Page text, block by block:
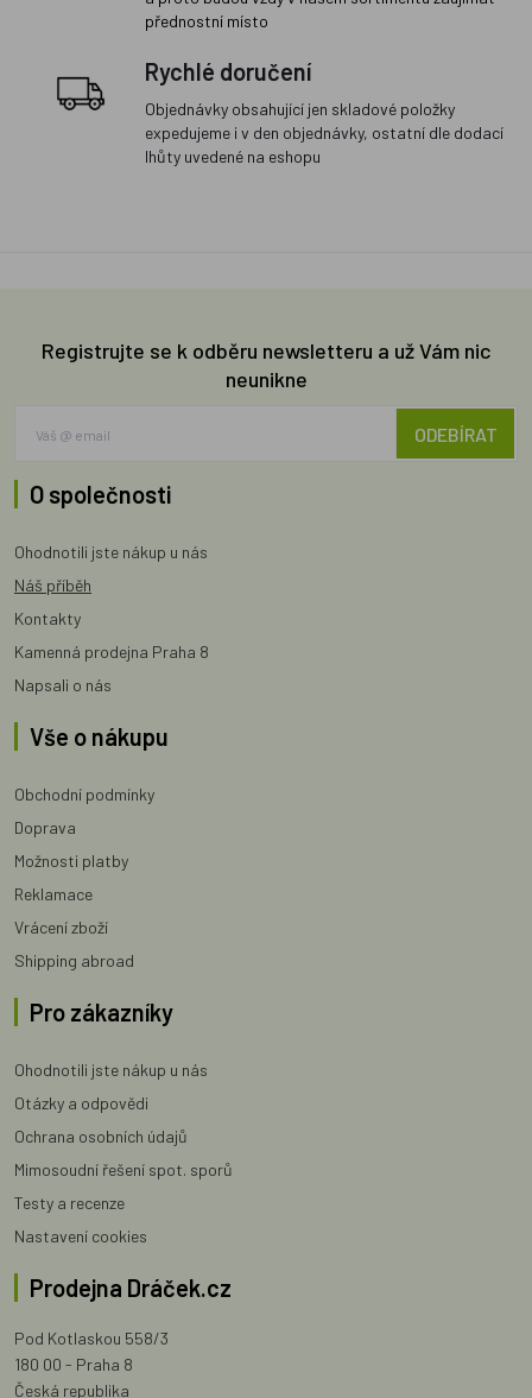
přednostní místo
Rychlé doručení
Objednávky obsahující jen skladové položky
expedujeme i v den objednávky, ostatní dle dodací
lhůty uvedené na eshopu
Registrujte se k odběru newsletteru a už Vám nic
neunikne
ODEBÍRAT
O společnosti
Ohodnotili jste nákup u nás
Náš příběh
Kontakty
Kamenná prodejna Praha 8
Napsali o nás
Vše o nákupu
Obchodní podmínky
Doprava
Možnosti platby
Reklamace
Vrácení zboží
Shipping abroad
Pro zákazníky
Ohodnotili jste nákup u nás
Otázky a odpovědi
Ochrana osobních údajů
Mimosoudní řešení spot. sporů
Testy a recenze
Nastavení cookies
Prodejna Dráček.cz
Pod Kotlaskou 558/3
180 00 - Praha 8
Česká republika